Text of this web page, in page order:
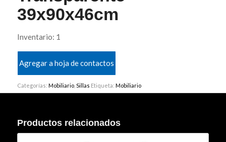
39x90x46cm
Inventario: 1
Agregar a hoja de contactos
Categorías: Mobiliario, Sillas Etiqueta: Mobiliario
Productos relacionados